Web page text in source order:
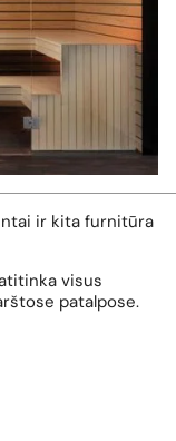
ir kita furnitūra
visus
patalpose.